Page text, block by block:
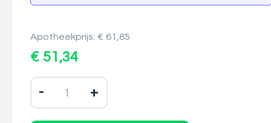
Apotheekprijs: € 61,85
€ 51,34
- +